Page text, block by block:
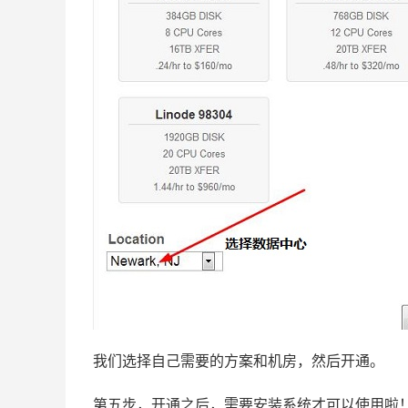
我们选择自己需要的方案和机房，然后开通。
第五步，开通之后，需要安装系统才可以使用啦